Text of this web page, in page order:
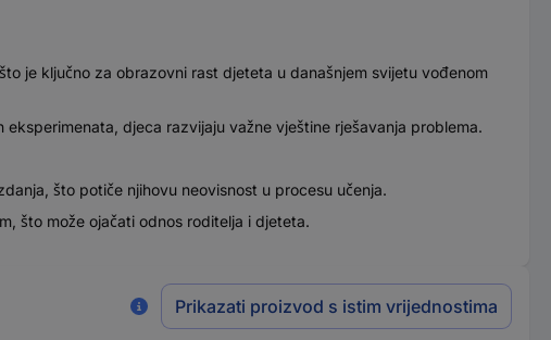
je ključno za obrazovni rast djeteta u današnjem svijetu vođenom
djeca razvijaju važne vještine rješavanja problema.
što potiče njihovu neovisnost u procesu učenja.
što može ojačati odnos roditelja i djeteta.
Prikazati proizvod s istim vrijednostima